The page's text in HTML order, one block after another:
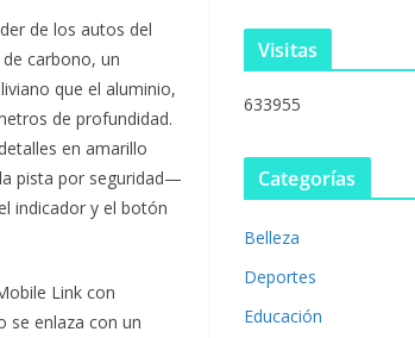
de los autos del
carbono, un
que el aluminio,
de profundidad.
en amarillo
pista por seguridad—
indicador y el botón
Link con
se enlaza con un
Visitas
633955
Categorías
Belleza
Deportes
Educación